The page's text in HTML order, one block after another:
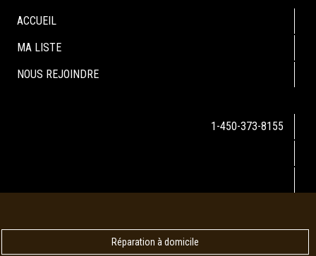
ACCUEIL
MA LISTE
NOUS REJOINDRE
1-450-373-8155
Réparation à domicile